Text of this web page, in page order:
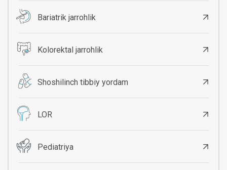
Bariatrik jarrohlik
Kolorektal jarrohlik
Shoshilinch tibbiy yordam
LOR
Pediatriya